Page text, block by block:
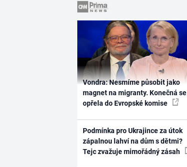
Vondra: Nesmíme působit jako
magnet na migranty. Konečná se
opřela do Evropské komise
Podmínka pro Ukrajince za útok
zápalnou lahví na dům s dětmi?
Tejc zvažuje mimořádný zásah